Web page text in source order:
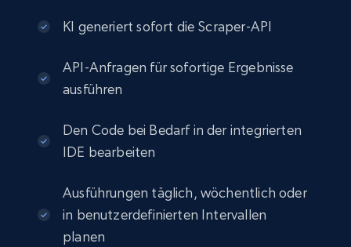
KI generiert sofort die Scraper-API
API-Anfragen für sofortige Ergebnisse
ausführen
Den Code bei Bedarf in der integrierten
IDE bearbeiten
Ausführungen täglich, wöchentlich oder
in benutzerdefinierten Intervallen
planen